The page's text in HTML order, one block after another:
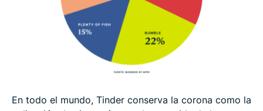
En todo el mundo, Tinder conserva la corona como la